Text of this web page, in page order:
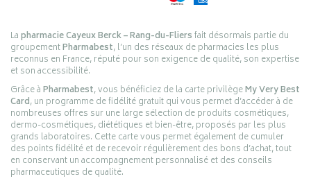
Lapharmacie Cayeux Berck – Rang-du-Fliersfait désormais partie du
groupementPharmabest, l’un des réseaux de pharmacies les plus
reconnus en France, réputé pour son exigence de qualité, son expertise
et son accessibilité.
Grâce àPharmabest, vous bénéficiez de la carte privilègeMy Very Best
Card, un programme de fidélité gratuit qui vous permet d’accéder à de
nombreuses offres sur une large sélection de produits cosmétiques,
dermo-cosmétiques, diététiques et bien-être, proposés par les plus
grands laboratoires. Cette carte vous permet également de cumuler
des points fidélité et de recevoir régulièrement des bons d’achat, tout
en conservant un accompagnement personnalisé et des conseils
pharmaceutiques de qualité.